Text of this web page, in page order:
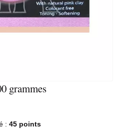
grammes
: 45 points